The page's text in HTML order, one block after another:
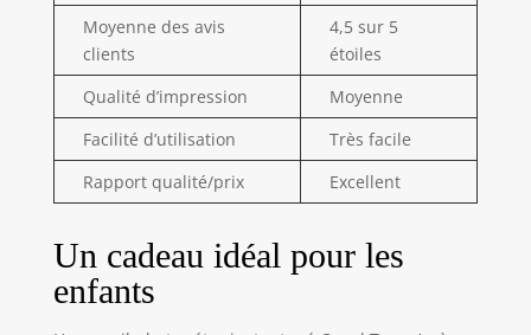
créatifs, sécurisés
et adaptés aux
enfants. Notre
savoir-faire garantit
des jouets faciles
d’utilisation, pensés
pour encourager
l’imagination et
expérience ludique
complète au
Moyenne des avis
clients
4,5 sur 5
étoiles
Qualité d’impression
Moyenne
Facilité d’utilisation
Très facile
Rapport qualité/prix
Excellent
Un cadeau idéal pour les
enfants